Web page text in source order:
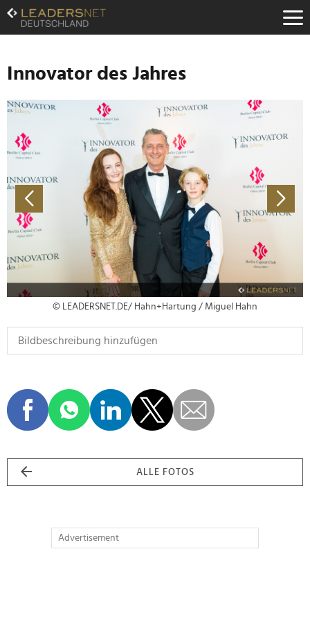
Zum
Inhalt
Zur
Navigation
Zur
Hauptnavigation
Innovator des Jahres
© LEADERSNET.DE/ Hahn+Hartung / Miguel Hahn
ALLE FOTOS
Advertisement